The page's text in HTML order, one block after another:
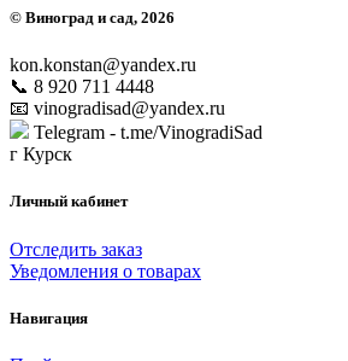
© Виноград и сад, 2026
kon.konstan@yandex.ru
📞 8 920 711 4448
📧 vinogradisad@yandex.ru
Telegram - t.me/VinogradiSad
г Курск
Личный кабинет
Отследить заказ
Уведомления о товарах
Навигация